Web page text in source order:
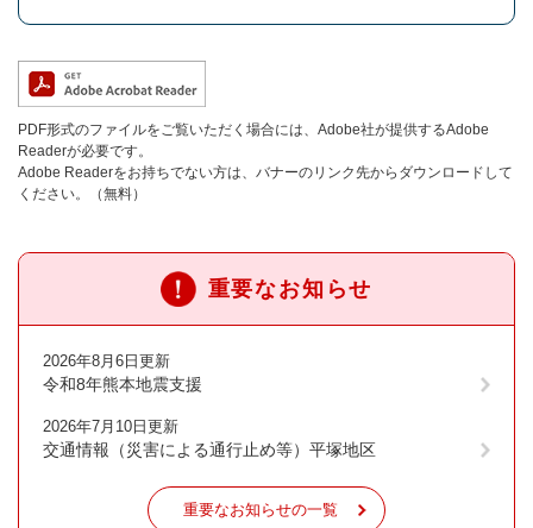
PDF形式のファイルをご覧いただく場合には、Adobe社が提供するAdobe
Readerが必要です。
Adobe Readerをお持ちでない方は、バナーのリンク先からダウンロードして
ください。（無料）
重要なお知らせ
2026年8月6日更新
令和8年熊本地震支援
2026年7月10日更新
交通情報（災害による通行止め等）平塚地区
重要なお知らせの一覧